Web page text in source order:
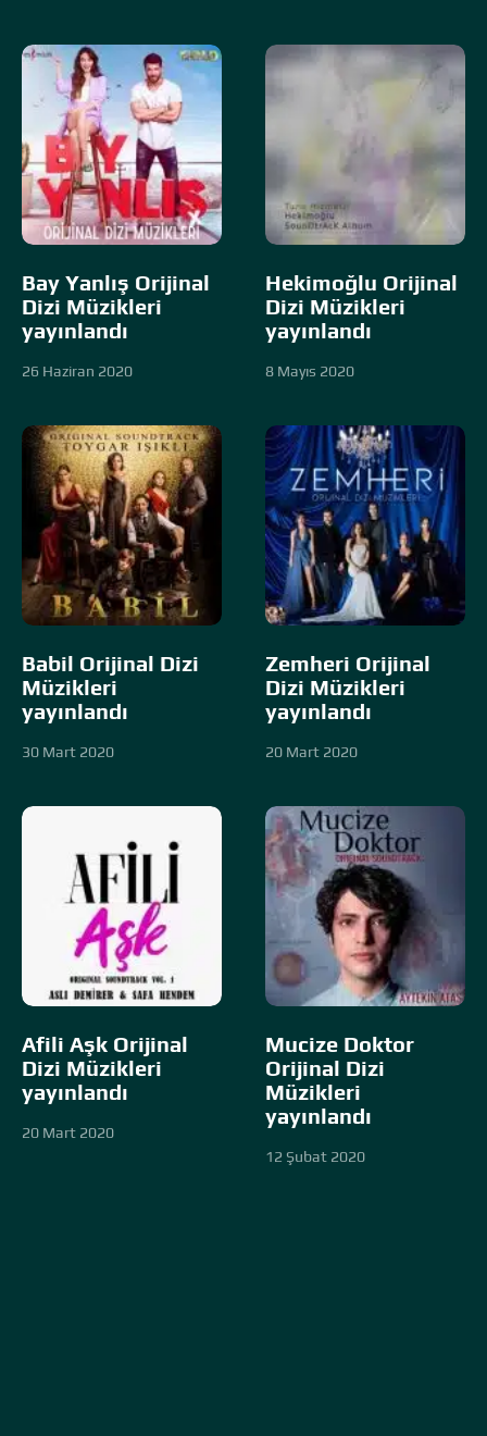
Bay Yanlış Orijinal
Dizi Müzikleri
yayınlandı
26 Haziran 2020
Hekimoğlu Orijinal
Dizi Müzikleri
yayınlandı
8 Mayıs 2020
Babil Orijinal Dizi
Müzikleri
yayınlandı
30 Mart 2020
Zemheri Orijinal
Dizi Müzikleri
yayınlandı
20 Mart 2020
Afili Aşk Orijinal
Dizi Müzikleri
yayınlandı
20 Mart 2020
Mucize Doktor
Orijinal Dizi
Müzikleri
yayınlandı
12 Şubat 2020